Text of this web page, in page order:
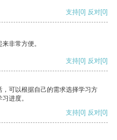
支持[0] 反对[0]
非常方便。
支持[0] 反对[0]
可以根据自己的需求选择学习方
进度。
支持[0] 反对[0]